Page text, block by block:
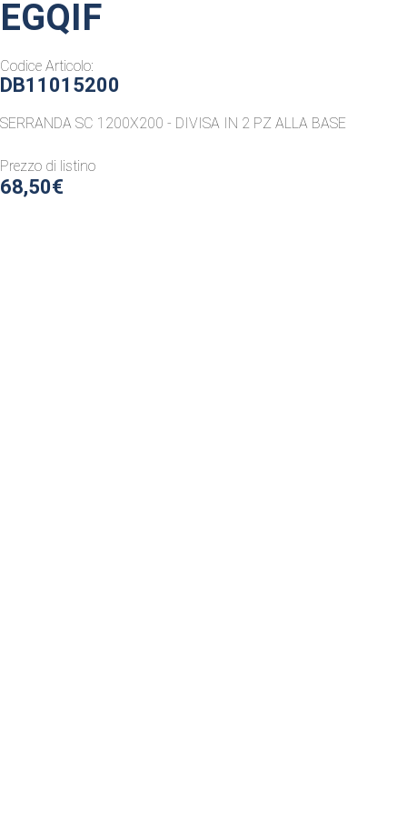
EGQIF
Codice Articolo:
DB11015200
SERRANDA SC 1200X200 - DIVISA IN 2 PZ ALLA BASE
Prezzo di listino
68,50€